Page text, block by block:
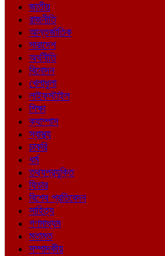
জাতীয়
রাজনীতি
আন্তর্জাতিক
সারাদেশ
অর্থনীতি
বিনোদন
খেলাধুলা
লাইফস্টাইল
শিক্ষা
ক্যাম্পাস
স্বাস্থ্য
চাকরি
ধর্ম
তথ্যপ্রযুক্তি
ফিচার
বিশেষ প্রতিবেদন
সাহিত্য
গণমাধ্যম
মতামত
সম্পাদকীয়